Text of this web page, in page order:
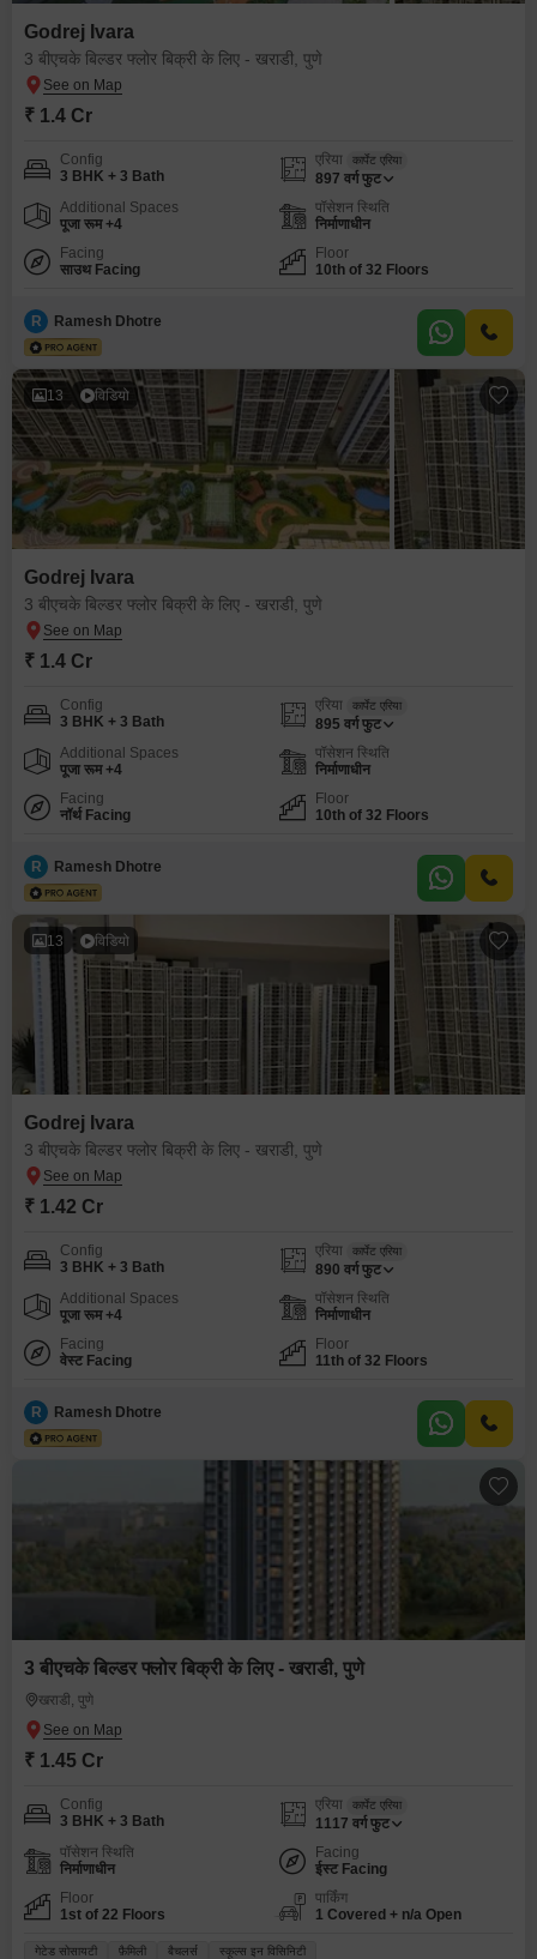
Godrej Ivara
3 बीएचके बिल्डर फ्लोर बिक्री के लिए - खराडी, पुणे
₹ 1.4 Cr
Config
3 BHK + 3 Bath
एरिया कार्पेट एरिया
897 वर्ग फुट
Additional Spaces
पूजा रूम +4
पॉसेशन स्थिति
निर्माणाधीन
Facing
साउथ Facing
Floor
10th of 32 Floors
R Ramesh Dhotre
13 विडियो
Godrej Ivara
3 बीएचके बिल्डर फ्लोर बिक्री के लिए - खराडी, पुणे
₹ 1.4 Cr
Config
3 BHK + 3 Bath
एरिया कार्पेट एरिया
895 वर्ग फुट
Additional Spaces
पूजा रूम +4
पॉसेशन स्थिति
निर्माणाधीन
Facing
नॉर्थ Facing
Floor
10th of 32 Floors
R Ramesh Dhotre
13 विडियो
Godrej Ivara
3 बीएचके बिल्डर फ्लोर बिक्री के लिए - खराडी, पुणे
₹ 1.42 Cr
Config
3 BHK + 3 Bath
एरिया कार्पेट एरिया
890 वर्ग फुट
Additional Spaces
पूजा रूम +4
पॉसेशन स्थिति
निर्माणाधीन
Facing
वेस्ट Facing
Floor
11th of 32 Floors
R Ramesh Dhotre
3 बीएचके बिल्डर फ्लोर बिक्री के लिए - खराडी, पुणे
खराडी, पुणे
₹ 1.45 Cr
Config
3 BHK + 3 Bath
एरिया कार्पेट एरिया
1117 वर्ग फुट
पॉसेशन स्थिति
निर्माणाधीन
Facing
ईस्ट Facing
Floor
1st of 22 Floors
पार्किंग
1 Covered + n/a Open
गेटेड सोसायटी फ़ैमिली बैचलर्स स्कूल्स इन विसिनिटी